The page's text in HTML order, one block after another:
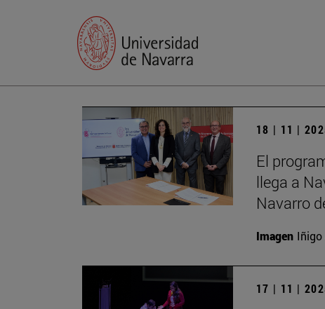
18 | 11 |
El
llega a
Navarro
Imagen Iñigo
17 | 11 |